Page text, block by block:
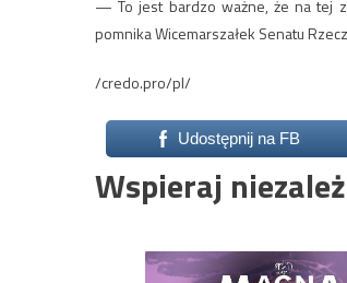
— To jest bardzo ważne, że na tej
pomnika Wicemarszałek Senatu
/credo.pro/pl/
Udostępnij na FB
Wspieraj